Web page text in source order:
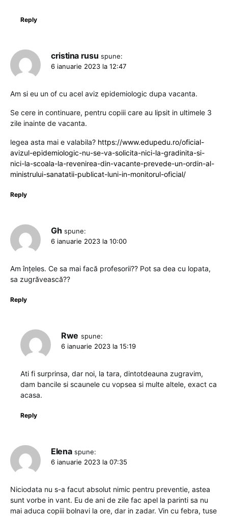
Reply
cristina rusu spune:
6 ianuarie 2023 la 12:47
Am si eu un of cu acel aviz epidemiologic dupa vacanta.
Se cere in continuare, pentru copiii care au lipsit in ultimele 3
zile inainte de vacanta.
legea asta mai e valabila? https://www.edupedu.ro/oficial-
avizul-epidemiologic-nu-se-va-solicita-nici-la-gradinita-si-
nici-la-scoala-la-revenirea-din-vacante-prevede-un-ordin-al-
ministrului-sanatatii-publicat-luni-in-monitorul-oficial/
Reply
Gh spune:
6 ianuarie 2023 la 10:00
Am înțeles. Ce sa mai facă profesorii?? Pot sa dea cu lopata,
sa zugrăvească??
Reply
Rwe spune:
6 ianuarie 2023 la 15:19
Ati fi surprinsa, dar noi, la tara, dintotdeauna zugravim,
dam bancile si scaunele cu vopsea si multe altele, exact ca
acasa.
Reply
Elena spune:
6 ianuarie 2023 la 07:35
Niciodata nu s-a facut absolut nimic pentru preventie, astea
sunt vorbe in vant. Eu de ani de zile fac apel la parinti sa nu
mai aduca copiii bolnavi la ore, dar in zadar. Vin cu febra, tuse